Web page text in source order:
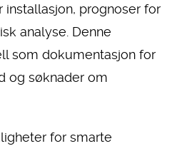
prognoser for
analyse. Denne
som dokumentasjon for
og søknader om
for smarte